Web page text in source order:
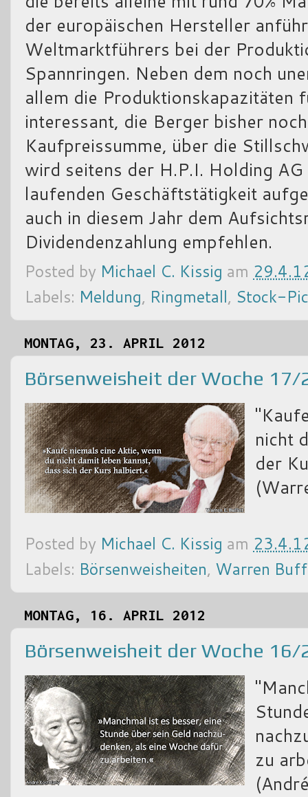
der europäischen Hersteller
Weltmarktführers bei der
Spannringen. Neben dem noch
allem die Produktionskapazitäten
interessant, die Berger bisher
Kaufpreissumme, über die
wird seitens der H.P.I. Holding
laufenden Geschäftstätigkeit
auch in diesem Jahr dem
Dividendenzahlung empfehlen.
Posted by Michael C. Kissig am
Labels: Meldung, Ringmetall, Stock-
MONTAG, 23. APRIL 2012
Börsenweisheit der Woche 17/
nicht
der
Posted by Michael C. Kissig am
Labels: Börsenweisheiten, Warren
MONTAG, 16. APRIL 2012
Börsenweisheit der Woche 16/
zu